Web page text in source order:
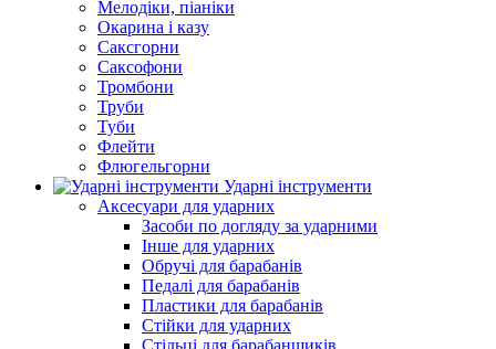
Мелодіки, піаніки
Окарина і казу
Саксгорни
Саксофони
Тромбони
Труби
Туби
Флейти
Флюгельгорни
Ударні інструменти
Аксесуари для ударних
Засоби по догляду за ударними
Інше для ударних
Обручі для барабанів
Педалі для барабанів
Пластики для барабанів
Стійки для ударних
Стільці для барабанщиків